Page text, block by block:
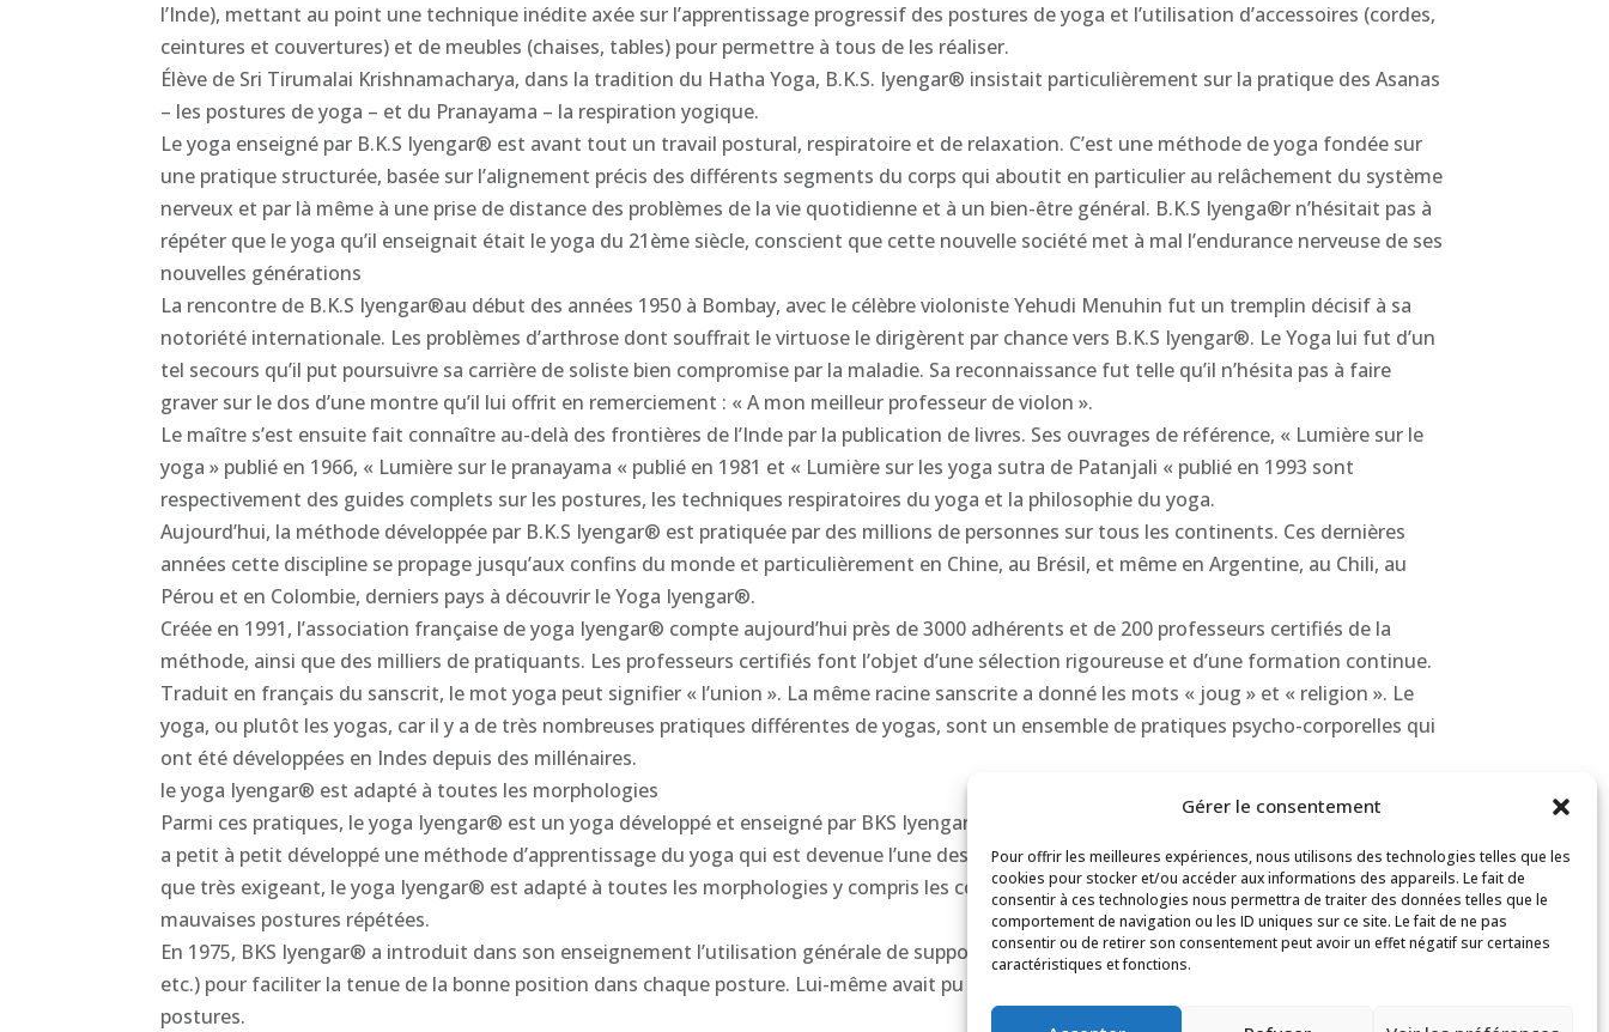
Gérer le consentement
Pour offrir les meilleures expériences, nous utilisons des technologies telles que les
cookies pour stocker et/ou accéder aux informations des appareils. Le fait de
consentir à ces technologies nous permettra de traiter des données telles que le
comportement de navigation ou les ID uniques sur ce site. Le fait de ne pas
consentir ou de retirer son consentement peut avoir un effet négatif sur certaines
caractéristiques et fonctions.
l’Inde), mettant au point une technique inédite axée sur l’apprentissage progressif des postures de yoga et l’utilisation d’accessoires (cordes,
ceintures et couvertures) et de meubles (chaises, tables) pour permettre à tous de les réaliser.
Élève de Sri Tirumalai Krishnamacharya, dans la tradition du Hatha Yoga, B.K.S. Iyengar® insistait particulièrement sur la pratique des Asanas
– les postures de yoga – et du Pranayama – la respiration yogique.
Le yoga enseigné par B.K.S Iyengar® est avant tout un travail postural, respiratoire et de relaxation. C’est une méthode de yoga fondée sur
une pratique structurée, basée sur l’alignement précis des différents segments du corps qui aboutit en particulier au relâchement du système
nerveux et par là même à une prise de distance des problèmes de la vie quotidienne et à un bien-être général. B.K.S Iyenga®r n’hésitait pas à
répéter que le yoga qu’il enseignait était le yoga du 21ème siècle, conscient que cette nouvelle société met à mal l’endurance nerveuse de ses
nouvelles générations
La rencontre de B.K.S Iyengar®au début des années 1950 à Bombay, avec le célèbre violoniste Yehudi Menuhin fut un tremplin décisif à sa
notoriété internationale. Les problèmes d’arthrose dont souffrait le virtuose le dirigèrent par chance vers B.K.S Iyengar®. Le Yoga lui fut d’un
tel secours qu’il put poursuivre sa carrière de soliste bien compromise par la maladie. Sa reconnaissance fut telle qu’il n’hésita pas à faire
graver sur le dos d’une montre qu’il lui offrit en remerciement : « A mon meilleur professeur de violon ».
Le maître s’est ensuite fait connaître au-delà des frontières de l’Inde par la publication de livres. Ses ouvrages de référence, « Lumière sur le
yoga » publié en 1966, « Lumière sur le pranayama « publié en 1981 et « Lumière sur les yoga sutra de Patanjali « publié en 1993 sont
respectivement des guides complets sur les postures, les techniques respiratoires du yoga et la philosophie du yoga.
Aujourd’hui, la méthode développée par B.K.S Iyengar® est pratiquée par des millions de personnes sur tous les continents. Ces dernières
années cette discipline se propage jusqu’aux confins du monde et particulièrement en Chine, au Brésil, et même en Argentine, au Chili, au
Pérou et en Colombie, derniers pays à découvrir le Yoga Iyengar®.
Créée en 1991, l’association française de yoga Iyengar® compte aujourd’hui près de 3000 adhérents et de 200 professeurs certifiés de la
méthode, ainsi que des milliers de pratiquants. Les professeurs certifiés font l’objet d’une sélection rigoureuse et d’une formation continue.
Traduit en français du sanscrit, le mot yoga peut signifier « l’union ». La même racine sanscrite a donné les mots « joug » et « religion ». Le
yoga, ou plutôt les yogas, car il y a de très nombreuses pratiques différentes de yogas, sont un ensemble de pratiques psycho-corporelles qui
ont été développées en Indes depuis des millénaires.
le yoga Iyengar® est adapté à toutes les morphologies
Parmi ces pratiques, le yoga Iyengar® est un yoga développé et enseigné par BKS Iyengar®. Depuis sa première leçon en 1936, BKS Iyengar®
a petit à petit développé une méthode d’apprentissage du yoga qui est devenue l’une des méthodes les plus pratiquée dans le monde. Bien
que très exigeant, le yoga Iyengar® est adapté à toutes les morphologies y compris les corps raides ou déformés par des accidents ou des
mauvaises postures répétées.
En 1975, BKS Iyengar® a introduit dans son enseignement l’utilisation générale de supports (chaises, traversins, cordes, couvertures, blocs,
etc.) pour faciliter la tenue de la bonne position dans chaque posture. Lui-même avait pu profiter de ces supports pour apprendre de nouvelles
postures.